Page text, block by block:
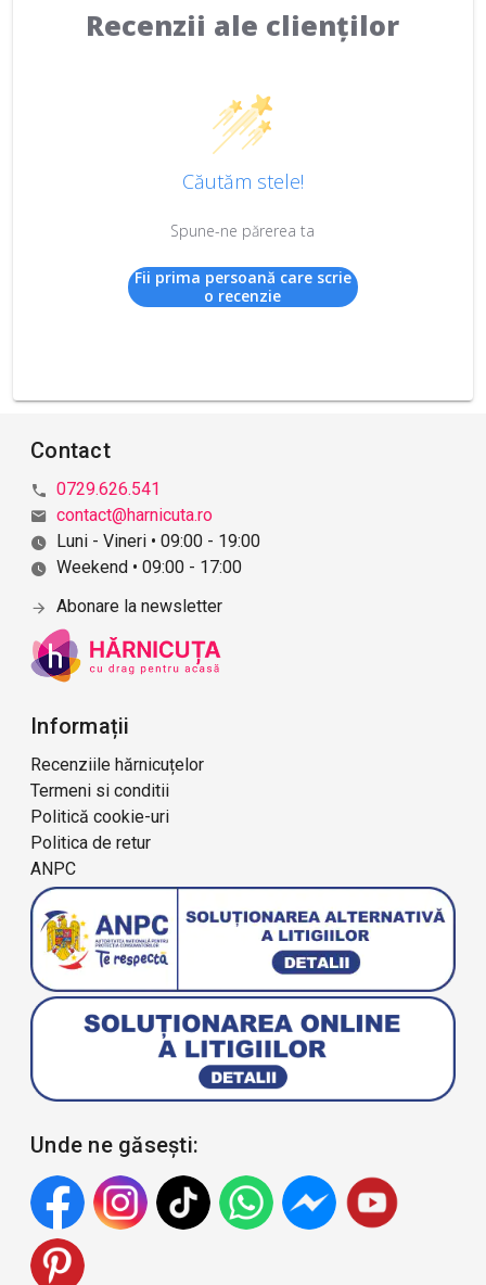
Recenzii ale clienților
Căutăm stele!
Spune-ne părerea ta
Fii prima persoană care scrie
o recenzie
Contact
0729.626.541
contact@harnicuta.ro
Luni - Vineri • 09:00 - 19:00
Weekend • 09:00 - 17:00
Abonare la newsletter
Informații
Recenziile hărnicuțelor
Termeni si conditii
Politică cookie-uri
Politica de retur
ANPC
Unde ne găsești: